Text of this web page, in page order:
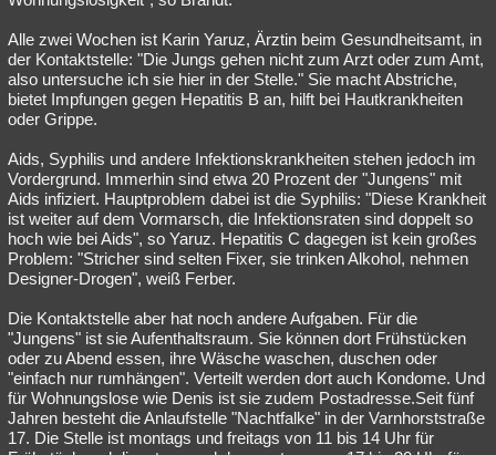
Alle zwei Wochen ist Karin Yaruz, Ärztin beim Gesundheitsamt, in
der Kontaktstelle: "Die Jungs gehen nicht zum Arzt oder zum Amt,
also untersuche ich sie hier in der Stelle." Sie macht Abstriche,
bietet Impfungen gegen Hepatitis B an, hilft bei Hautkrankheiten
oder Grippe.
Aids, Syphilis und andere Infektionskrankheiten stehen jedoch im
Vordergrund. Immerhin sind etwa 20 Prozent der "Jungens" mit
Aids infiziert. Hauptproblem dabei ist die Syphilis: "Diese Krankheit
ist weiter auf dem Vormarsch, die Infektionsraten sind doppelt so
hoch wie bei Aids", so Yaruz. Hepatitis C dagegen ist kein großes
Problem: "Stricher sind selten Fixer, sie trinken Alkohol, nehmen
Designer-Drogen", weiß Ferber.
Die Kontaktstelle aber hat noch andere Aufgaben. Für die
"Jungens" ist sie Aufenthaltsraum. Sie können dort Frühstücken
oder zu Abend essen, ihre Wäsche waschen, duschen oder
"einfach nur rumhängen". Verteilt werden dort auch Kondome. Und
für Wohnungslose wie Denis ist sie zudem Postadresse.Seit fünf
Jahren besteht die Anlaufstelle "Nachtfalke" in der Varnhorststraße
17. Die Stelle ist montags und freitags von 11 bis 14 Uhr für